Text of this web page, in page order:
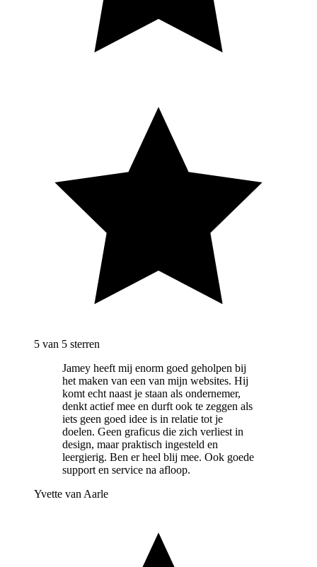
5 van 5 sterren
Jamey heeft mij enorm goed geholpen bij
het maken van een van mijn websites. Hij
komt echt naast je staan als ondernemer,
denkt actief mee en durft ook te zeggen als
iets geen goed idee is in relatie tot je
doelen. Geen graficus die zich verliest in
design, maar praktisch ingesteld en
leergierig. Ben er heel blij mee. Ook goede
support en service na afloop.
Yvette van Aarle